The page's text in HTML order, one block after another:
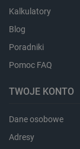
Kalkulatory
Blog
Poradniki
Pomoc FAQ
TWOJE KONTO
Dane osobowe
Adresy